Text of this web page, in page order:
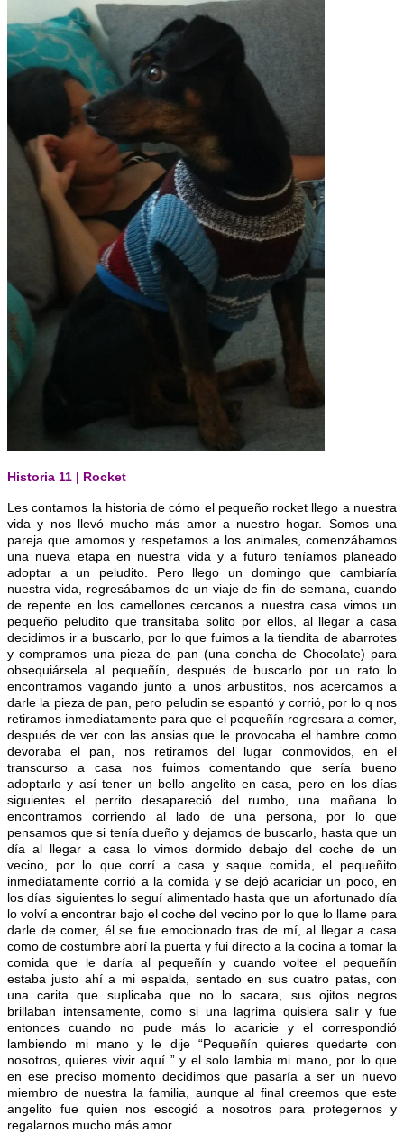
Historia 11 | Rocket
Les contamos la historia de cómo el pequeño rocket llego a nuestra
vida y nos llevó mucho más amor a nuestro hogar. Somos una
pareja que amomos y respetamos a los animales, comenzábamos
una nueva etapa en nuestra vida y a futuro teníamos planeado
adoptar a un peludito. Pero llego un domingo que cambiaría
nuestra vida, regresábamos de un viaje de fin de semana, cuando
de repente en los camellones cercanos a nuestra casa vimos un
pequeño peludito que transitaba solito por ellos, al llegar a casa
decidimos ir a buscarlo, por lo que fuimos a la tiendita de abarrotes
y compramos una pieza de pan (una concha de Chocolate) para
obsequiársela al pequeñín, después de buscarlo por un rato lo
encontramos vagando junto a unos arbustitos, nos acercamos a
darle la pieza de pan, pero peludin se espantó y corrió, por lo q nos
retiramos inmediatamente para que el pequeñín regresara a comer,
después de ver con las ansias que le provocaba el hambre como
devoraba el pan, nos retiramos del lugar conmovidos, en el
transcurso a casa nos fuimos comentando que sería bueno
adoptarlo y así tener un bello angelito en casa, pero en los días
siguientes el perrito desapareció del rumbo, una mañana lo
encontramos corriendo al lado de una persona, por lo que
pensamos que si tenía dueño y dejamos de buscarlo, hasta que un
día al llegar a casa lo vimos dormido debajo del coche de un
vecino, por lo que corrí a casa y saque comida, el pequeñito
inmediatamente corrió a la comida y se dejó acariciar un poco, en
los días siguientes lo seguí alimentado hasta que un afortunado día
lo volví a encontrar bajo el coche del vecino por lo que lo llame para
darle de comer, él se fue emocionado tras de mí, al llegar a casa
como de costumbre abrí la puerta y fui directo a la cocina a tomar la
comida que le daría al pequeñín y cuando voltee el pequeñín
estaba justo ahí a mi espalda, sentado en sus cuatro patas, con
una carita que suplicaba que no lo sacara, sus ojitos negros
brillaban intensamente, como si una lagrima quisiera salir y fue
entonces cuando no pude más lo acaricie y el correspondió
lambiendo mi mano y le dije “Pequeñín quieres quedarte con
nosotros, quieres vivir aquí ” y el solo lambia mi mano, por lo que
en ese preciso momento decidimos que pasaría a ser un nuevo
miembro de nuestra la familia, aunque al final creemos que este
angelito fue quien nos escogió a nosotros para protegernos y
regalarnos mucho más amor.